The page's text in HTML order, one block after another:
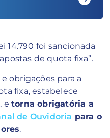
14.790 foi sancionada
de quota fixa”.
obrigações para a
fixa, estabelece
e torna obrigatória a
de Ouvidoria para o
.